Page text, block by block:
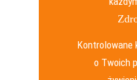
Kontrolowane
o Twoich